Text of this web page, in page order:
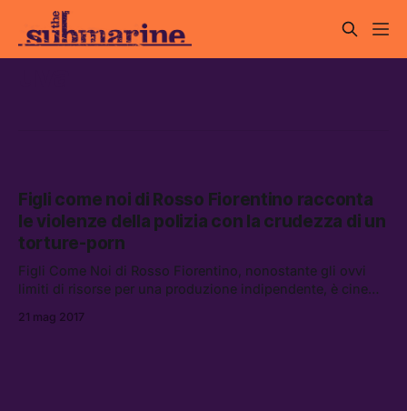
Figli come noi di Rosso Fiorentino racconta
le violenze della polizia con la crudezza di un
torture-porn
Figli Come Noi di Rosso Fiorentino, nonostante gli ovvi
limiti di risorse per una produzione indipendente, è cinema
21 mag 2017